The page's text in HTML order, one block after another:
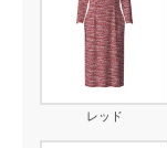
レッド